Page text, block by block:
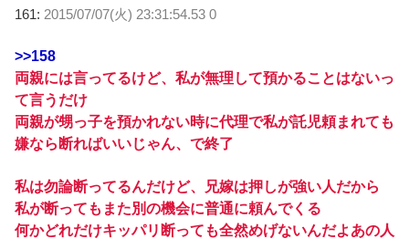
161: 2015/07/07(火) 23:31:54.53 0
>>158
両親には言ってるけど、私が無理して預かることはないっ
て言うだけ
両親が甥っ子を預かれない時に代理で私が託児頼まれても
嫌なら断ればいいじゃん、で終了
私は勿論断ってるんだけど、兄嫁は押しが強い人だから
私が断ってもまた別の機会に普通に頼んでくる
何かどれだけキッパリ断っても全然めげないんだよあの人